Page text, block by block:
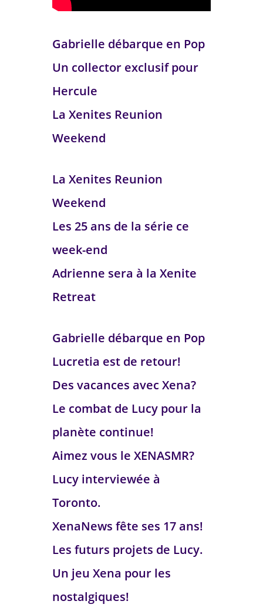
Gabrielle débarque en Pop
Un collector exclusif pour
Hercule
La Xenites Reunion
Weekend
La Xenites Reunion
Weekend
Les 25 ans de la série ce
week-end
Adrienne sera à la Xenite
Retreat
Gabrielle débarque en Pop
Lucretia est de retour!
Des vacances avec Xena?
Le combat de Lucy pour la
planète continue!
Aimez vous le XENASMR?
Lucy interviewée à
Toronto.
XenaNews fête ses 17 ans!
Les futurs projets de Lucy.
Un jeu Xena pour les
nostalgiques!